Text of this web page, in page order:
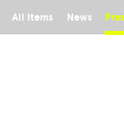
All Items News